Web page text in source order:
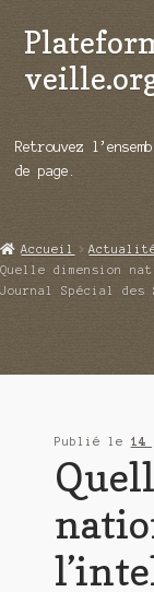
Aller
à
la
Aller
au
contenu
Répertoire d’ouitils
Démos vidéos
Qui sommes-nous ?
Retrouvez
de page.
Accueil
Quelle dimension
Journal Spécial des
Publié le 14